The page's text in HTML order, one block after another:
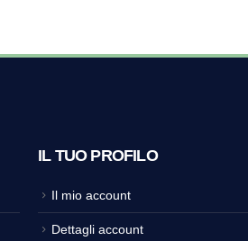
IL TUO PROFILO
Il mio account
Dettagli account